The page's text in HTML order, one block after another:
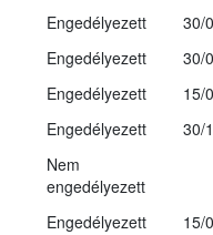
Engedélyezett
30/
Engedélyezett
30/
Engedélyezett
15/
Engedélyezett
30/
Nem
engedélyezett
Engedélyezett
15/